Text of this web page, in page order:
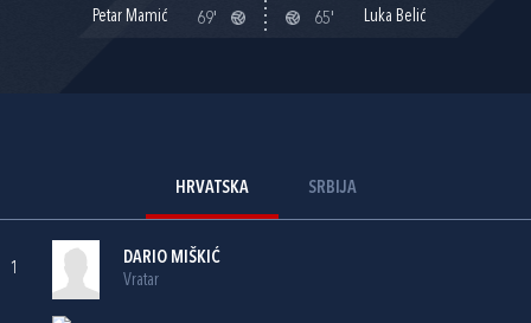
Petar Mamić
69'
65'
Luka Belić
HRVATSKA SRBIJA
1
DARIO MIŠKIĆ
Vratar